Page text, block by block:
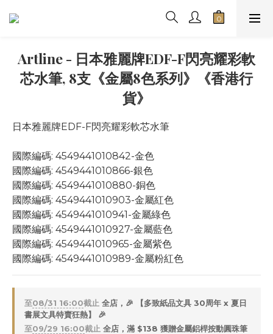
Artline - 日本雅麗牌EDF-F閃亮耀彩軟
芯水筆, 8支《金屬8色系列》《香港行
貨》
日本雅麗牌EDF-F閃亮耀彩軟芯水筆
國際編碼: 4549441010842-金色
國際編碼: 4549441010866-銀色
國際編碼: 4549441010880-銅色
國際編碼: 4549441010903-金屬紅色
國際編碼: 4549441010941-金屬綠色
國際編碼: 4549441010927-金屬藍色
國際編碼: 4549441010965-金屬紫色
國際編碼: 4549441010989-金屬粉紅色
至08/31 16:00截止 全店，🎉 【多致紙品文具 30周年 x 夏日
書展文具特賣狂熱】 🎉
至09/29 16:00截止 全店，滿 $138 獲贈金屬鋁桿按動圓珠筆